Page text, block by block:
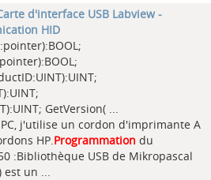
d'interface USB Labview -
HID
GetVersion( ...
j'utilise un cordon d'imprimante A
HP.Programmation du
:Bibliothèque USB de Mikropascal
est un ...